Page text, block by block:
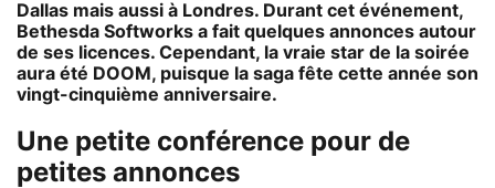
Dallas mais aussi à Londres. Durant cet événement,
Bethesda Softworks a fait quelques annonces autour
de ses licences. Cependant, la vraie star de la soirée
aura été DOOM, puisque la saga fête cette année son
vingt-cinquième anniversaire.
Une petite conférence pour de
petites annonces